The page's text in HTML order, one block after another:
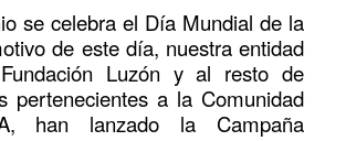
se celebra el Día Mundial de la
de este día, nuestra entidad
Luzón y al resto de
pertenecientes a la Comunidad
han lanzado la Campaña